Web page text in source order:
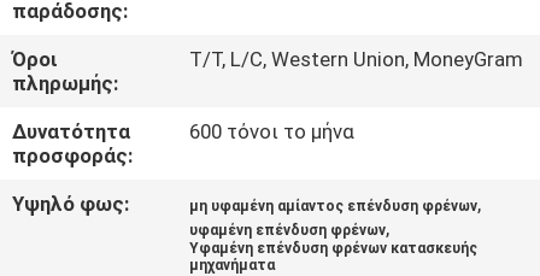
ΖΗΤΉΣΤΕ
ΈΝΑ
ΑΠΌΣΠΑΣΜΑ
παράδοσης:
Όροι
πληρωμής:
T/T, L/C, Western Union, MoneyGram
Δυνατότητα
προσφοράς:
600 τόνοι το μήνα
Υψηλό φως: μη υφαμένη αμίαντος επένδυση φρένων,
υφαμένη επένδυση φρένων,
Υφαμένη επένδυση φρένων κατασκευής
μηχανήματα